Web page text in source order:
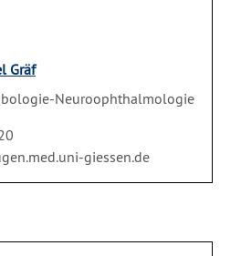
Gräf
Neuroophthalmologie
giessen.de